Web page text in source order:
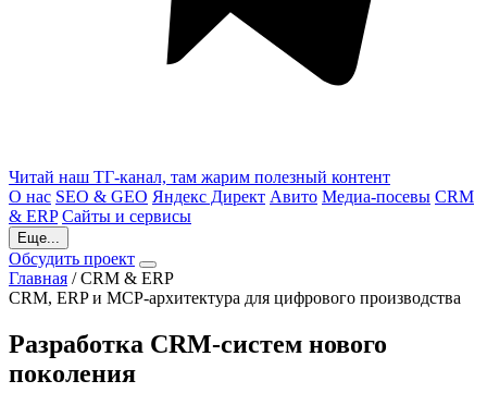
Читай наш ТГ-канал, там жарим полезный контент
О нас SEO & GEO Яндекс Директ Авито Медиа-посевы CRM
& ERP Сайты и сервисы
Еще...
Обсудить проект
Главная / CRM & ERP
CRM, ERP и MCP-архитектура для цифрового производства
Разработка CRM‑систем нового
поколения